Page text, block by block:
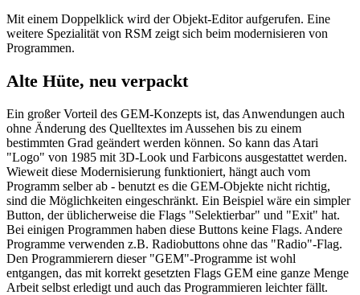
Mit einem Doppelklick wird der Objekt-Editor aufgerufen. Eine
weitere Spezialität von RSM zeigt sich beim modernisieren von
Programmen.
Alte Hüte, neu verpackt
Ein großer Vorteil des GEM-Konzepts ist, das Anwendungen auch
ohne Änderung des Quelltextes im Aussehen bis zu einem
bestimmten Grad geändert werden können. So kann das Atari
"Logo" von 1985 mit 3D-Look und Farbicons ausgestattet werden.
Wieweit diese Modernisierung funktioniert, hängt auch vom
Programm selber ab - benutzt es die GEM-Objekte nicht richtig,
sind die Möglichkeiten eingeschränkt. Ein Beispiel wäre ein simpler
Button, der üblicherweise die Flags "Selektierbar" und "Exit" hat.
Bei einigen Programmen haben diese Buttons keine Flags. Andere
Programme verwenden z.B. Radiobuttons ohne das "Radio"-Flag.
Den Programmierern dieser "GEM"-Programme ist wohl
entgangen, das mit korrekt gesetzten Flags GEM eine ganze Menge
Arbeit selbst erledigt und auch das Programmieren leichter fällt.